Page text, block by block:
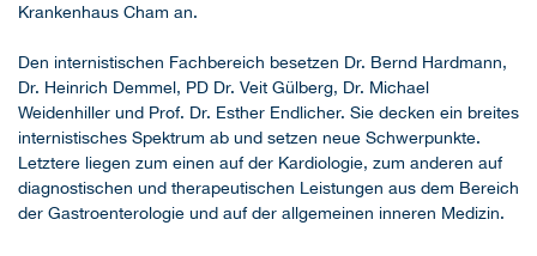
Krankenhaus Cham an.
Den internistischen Fachbereich besetzen Dr. Bernd Hardmann,
Dr. Heinrich Demmel, PD Dr. Veit Gülberg, Dr. Michael
Weidenhiller und Prof. Dr. Esther Endlicher. Sie decken ein breites
internistisches Spektrum ab und setzen neue Schwerpunkte.
Letztere liegen zum einen auf der Kardiologie, zum anderen auf
diagnostischen und therapeutischen Leistungen aus dem Bereich
der Gastroenterologie und auf der allgemeinen inneren Medizin.